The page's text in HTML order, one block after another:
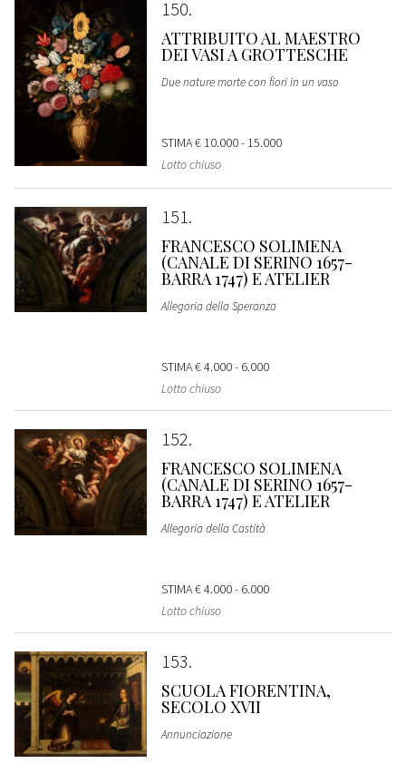
150
ATTRIBUITO AL MAESTRO
DEI VASI A GROTTESCHE
Due nature morte con fiori in un vaso
STIMA€ 10.000 - 15.000
Lotto chiuso
151
FRANCESCO SOLIMENA
(CANALE DI SERINO 1657-
BARRA 1747) E ATELIER
Allegoria della Speranza
STIMA€ 4.000 - 6.000
Lotto chiuso
152
FRANCESCO SOLIMENA
(CANALE DI SERINO 1657-
BARRA 1747) E ATELIER
Allegoria della Castità
STIMA€ 4.000 - 6.000
Lotto chiuso
153
SCUOLA FIORENTINA,
SECOLO XVII
Annunciazione